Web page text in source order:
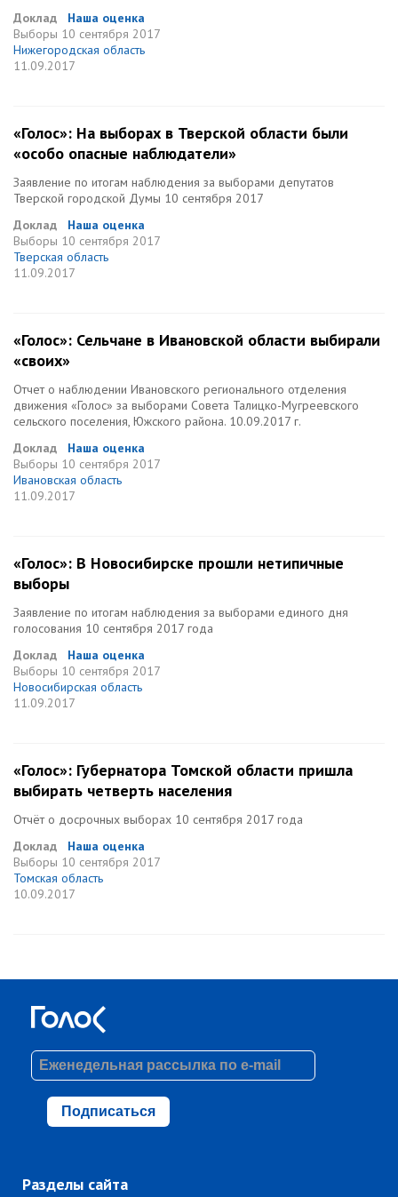
Доклад
Наша оценка
Выборы 10 сентября 2017
Нижегородская область
11.09.2017
«Голос»: На выборах в Тверской области были
«особо опасные наблюдатели»
Заявление по итогам наблюдения за выборами депутатов
Тверской городской Думы 10 сентября 2017
Доклад
Наша оценка
Выборы 10 сентября 2017
Тверская область
11.09.2017
«Голос»: Сельчане в Ивановской области выбирали
«своих»
Отчет о наблюдении Ивановского регионального отделения
движения «Голос» за выборами Совета Талицко-Мугреевского
сельского поселения, Южского района. 10.09.2017 г.
Доклад
Наша оценка
Выборы 10 сентября 2017
Ивановская область
11.09.2017
«Голос»: В Новосибирске прошли нетипичные
выборы
Заявление по итогам наблюдения за выборами единого дня
голосования 10 сентября 2017 года
Доклад
Наша оценка
Выборы 10 сентября 2017
Новосибирская область
11.09.2017
«Голос»: Губернатора Томской области пришла
выбирать четверть населения
Отчёт о досрочных выборах 10 сентября 2017 года
Доклад
Наша оценка
Выборы 10 сентября 2017
Томская область
10.09.2017
Подписаться
Разделы сайта